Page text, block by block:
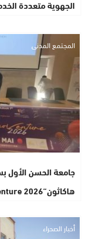
الجهوية متعددة
المجتمع المدني
جامعة الحسن الأول
هاكاثون“InnoVenture 2026” لتعزيز الابتكار…
أخبار الصحراء